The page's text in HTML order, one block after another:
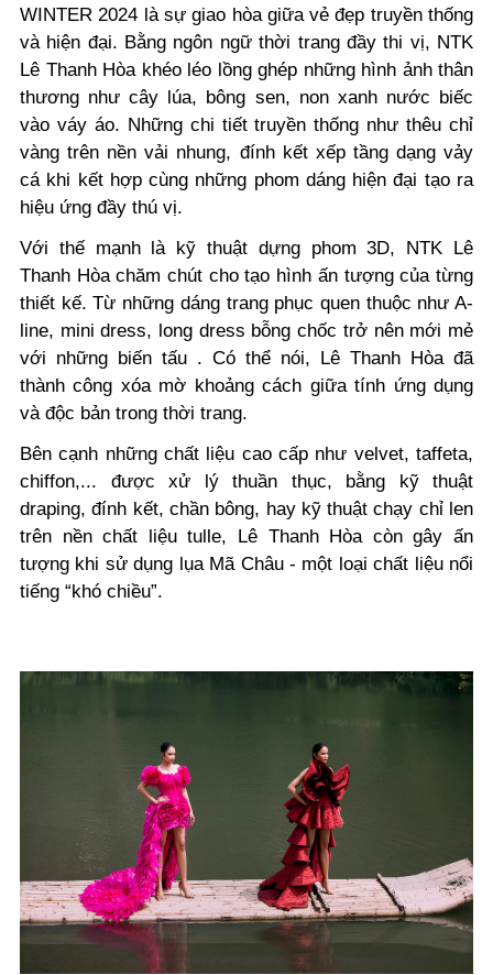
WINTER 2024 là sự giao hòa giữa vẻ đẹp truyền thống
và hiện đại. Bằng ngôn ngữ thời trang đầy thi vị, NTK
Lê Thanh Hòa khéo léo lồng ghép những hình ảnh thân
thương như cây lúa, bông sen, non xanh nước biếc
vào váy áo. Những chi tiết truyền thống như thêu chỉ
vàng trên nền vải nhung, đính kết xếp tầng dạng vảy
cá khi kết hợp cùng những phom dáng hiện đại tạo ra
hiệu ứng đầy thú vị.
Với thế mạnh là kỹ thuật dựng phom 3D, NTK Lê
Thanh Hòa chăm chút cho tạo hình ấn tượng của từng
thiết kế. Từ những dáng trang phục quen thuộc như A-
line, mini dress, long dress bỗng chốc trở nên mới mẻ
với những biến tấu . Có thể nói, Lê Thanh Hòa đã
thành công xóa mờ khoảng cách giữa tính ứng dụng
và độc bản trong thời trang.
Bên cạnh những chất liệu cao cấp như velvet, taffeta,
chiffon,... được xử lý thuần thục, bằng kỹ thuật
draping, đính kết, chần bông, hay kỹ thuật chạy chỉ len
trên nền chất liệu tulle, Lê Thanh Hòa còn gây ấn
tượng khi sử dụng lụa Mã Châu - một loại chất liệu nổi
tiếng “khó chiều”.